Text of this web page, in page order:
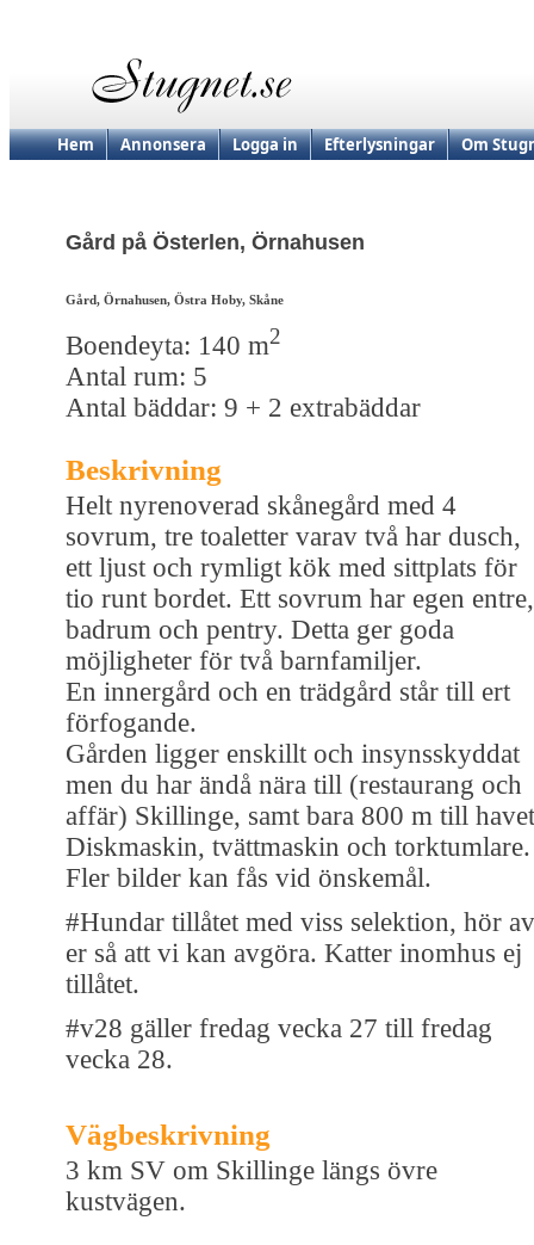
Hem Annonsera Logga in Efterlysningar Om
Gård på Österlen, Örnahusen
Gård, Örnahusen, Östra Hoby, Skåne
Boendeyta: 140 m2
Antal rum: 5
Antal bäddar: 9 + 2 extrabäddar
Beskrivning
Helt nyrenoverad skånegård med 4
sovrum, tre toaletter varav två har dusch,
ett ljust och rymligt kök med sittplats för
tio runt bordet. Ett sovrum har egen entre,
badrum och pentry. Detta ger goda
möjligheter för två barnfamiljer.
En innergård och en trädgård står till ert
förfogande.
Gården ligger enskillt och insynsskyddat
men du har ändå nära till (restaurang och
affär) Skillinge, samt bara 800 m till
Diskmaskin, tvättmaskin och torktumlare.
Fler bilder kan fås vid önskemål.
#Hundar tillåtet med viss selektion, hör av
er så att vi kan avgöra. Katter inomhus ej
tillåtet.
#v28 gäller fredag vecka 27 till fredag
vecka 28.
Vägbeskrivning
3 km SV om Skillinge längs övre
kustvägen.